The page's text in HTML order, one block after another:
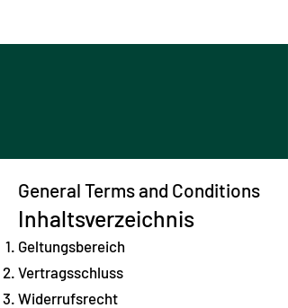
General Terms and Conditions
Inhaltsverzeichnis
Geltungsbereich
Vertragsschluss
Widerrufsrecht